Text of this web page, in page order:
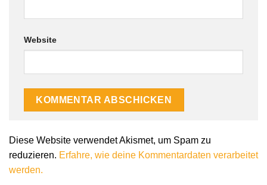
Website
Diese Website verwendet Akismet, um Spam zu
reduzieren. Erfahre, wie deine Kommentardaten verarbeitet
werden.